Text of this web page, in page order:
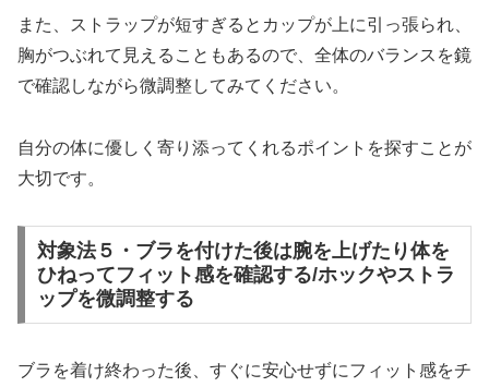
また、ストラップが短すぎるとカップが上に引っ張られ、
胸がつぶれて見えることもあるので、全体のバランスを鏡
で確認しながら微調整してみてください。
自分の体に優しく寄り添ってくれるポイントを探すことが
大切です。
対象法５・ブラを付けた後は腕を上げたり体を
ひねってフィット感を確認する/ホックやストラ
ップを微調整する
ブラを着け終わった後、すぐに安心せずにフィット感をチ